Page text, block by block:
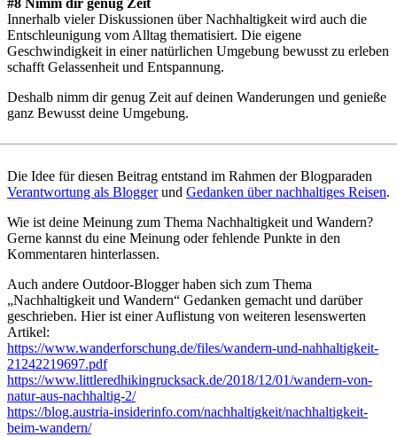
#8 Nimm dir genug Zeit
Innerhalb vieler Diskussionen über Nachhaltigkeit wird auch die
Entschleunigung vom Alltag thematisiert. Die eigene
Geschwindigkeit in einer natürlichen Umgebung bewusst zu erleben
schafft Gelassenheit und Entspannung.
Deshalb nimm dir genug Zeit auf deinen Wanderungen und genieße
ganz Bewusst deine Umgebung.
Die Idee für diesen Beitrag entstand im Rahmen der Blogparaden
Verantwortung als Bloggerund Gedanken über nachhaltiges Reisen.
Wie ist deine Meinung zum Thema Nachhaltigkeit und Wandern?
Gerne kannst du eine Meinung oder fehlende Punkte in den
Kommentaren hinterlassen.
Auch andere Outdoor-Blogger haben sich zum Thema
„Nachhaltigkeit und Wandern“ Gedanken gemacht und darüber
geschrieben. Hier ist einer Auflistung von weiteren lesenswerten
Artikel:
https://www.wanderforschung.de/files/wandern-und-nahhaltigkeit-
21242219697.pdf
https://www.littleredhikingrucksack.de/2018/12/01/wandern-von-
natur-aus-nachhaltig-2/
https://blog.austria-insiderinfo.com/nachhaltigkeit/nachhaltigkeit-
beim-wandern/